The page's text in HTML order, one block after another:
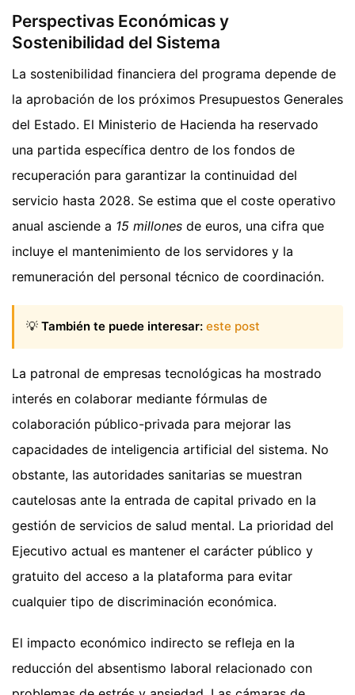
Perspectivas Económicas y
Sostenibilidad del Sistema
La sostenibilidad financiera del programa depende de
la aprobación de los próximos Presupuestos Generales
del Estado. El Ministerio de Hacienda ha reservado
una partida específica dentro de los fondos de
recuperación para garantizar la continuidad del
servicio hasta 2028. Se estima que el coste operativo
anual asciende a 15 millones de euros, una cifra que
incluye el mantenimiento de los servidores y la
remuneración del personal técnico de coordinación.
💡 También te puede interesar: este post
La patronal de empresas tecnológicas ha mostrado
interés en colaborar mediante fórmulas de
colaboración público-privada para mejorar las
capacidades de inteligencia artificial del sistema. No
obstante, las autoridades sanitarias se muestran
cautelosas ante la entrada de capital privado en la
gestión de servicios de salud mental. La prioridad del
Ejecutivo actual es mantener el carácter público y
gratuito del acceso a la plataforma para evitar
cualquier tipo de discriminación económica.
El impacto económico indirecto se refleja en la
reducción del absentismo laboral relacionado con